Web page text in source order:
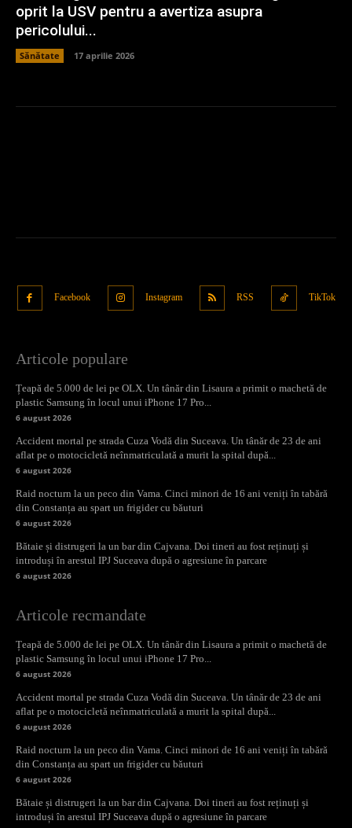
oprit la USV pentru a avertiza asupra
pericolului...
Sănătate 17 aprilie 2026
Facebook Instagram RSS TikTok
Articole populare
Țeapă de 5.000 de lei pe OLX. Un tânăr din Lisaura a primit o machetă de
plastic Samsung în locul unui iPhone 17 Pro...
6 august 2026
Accident mortal pe strada Cuza Vodă din Suceava. Un tânăr de 23 de ani
aflat pe o motocicletă neînmatriculată a murit la spital după...
6 august 2026
Raid nocturn la un peco din Vama. Cinci minori de 16 ani veniți în tabără
din Constanța au spart un frigider cu băuturi
6 august 2026
Bătaie și distrugeri la un bar din Cajvana. Doi tineri au fost reținuți și
introduși în arestul IPJ Suceava după o agresiune în parcare
6 august 2026
Articole recmandate
Țeapă de 5.000 de lei pe OLX. Un tânăr din Lisaura a primit o machetă de
plastic Samsung în locul unui iPhone 17 Pro...
6 august 2026
Accident mortal pe strada Cuza Vodă din Suceava. Un tânăr de 23 de ani
aflat pe o motocicletă neînmatriculată a murit la spital după...
6 august 2026
Raid nocturn la un peco din Vama. Cinci minori de 16 ani veniți în tabără
din Constanța au spart un frigider cu băuturi
6 august 2026
Bătaie și distrugeri la un bar din Cajvana. Doi tineri au fost reținuți și
introduși în arestul IPJ Suceava după o agresiune în parcare